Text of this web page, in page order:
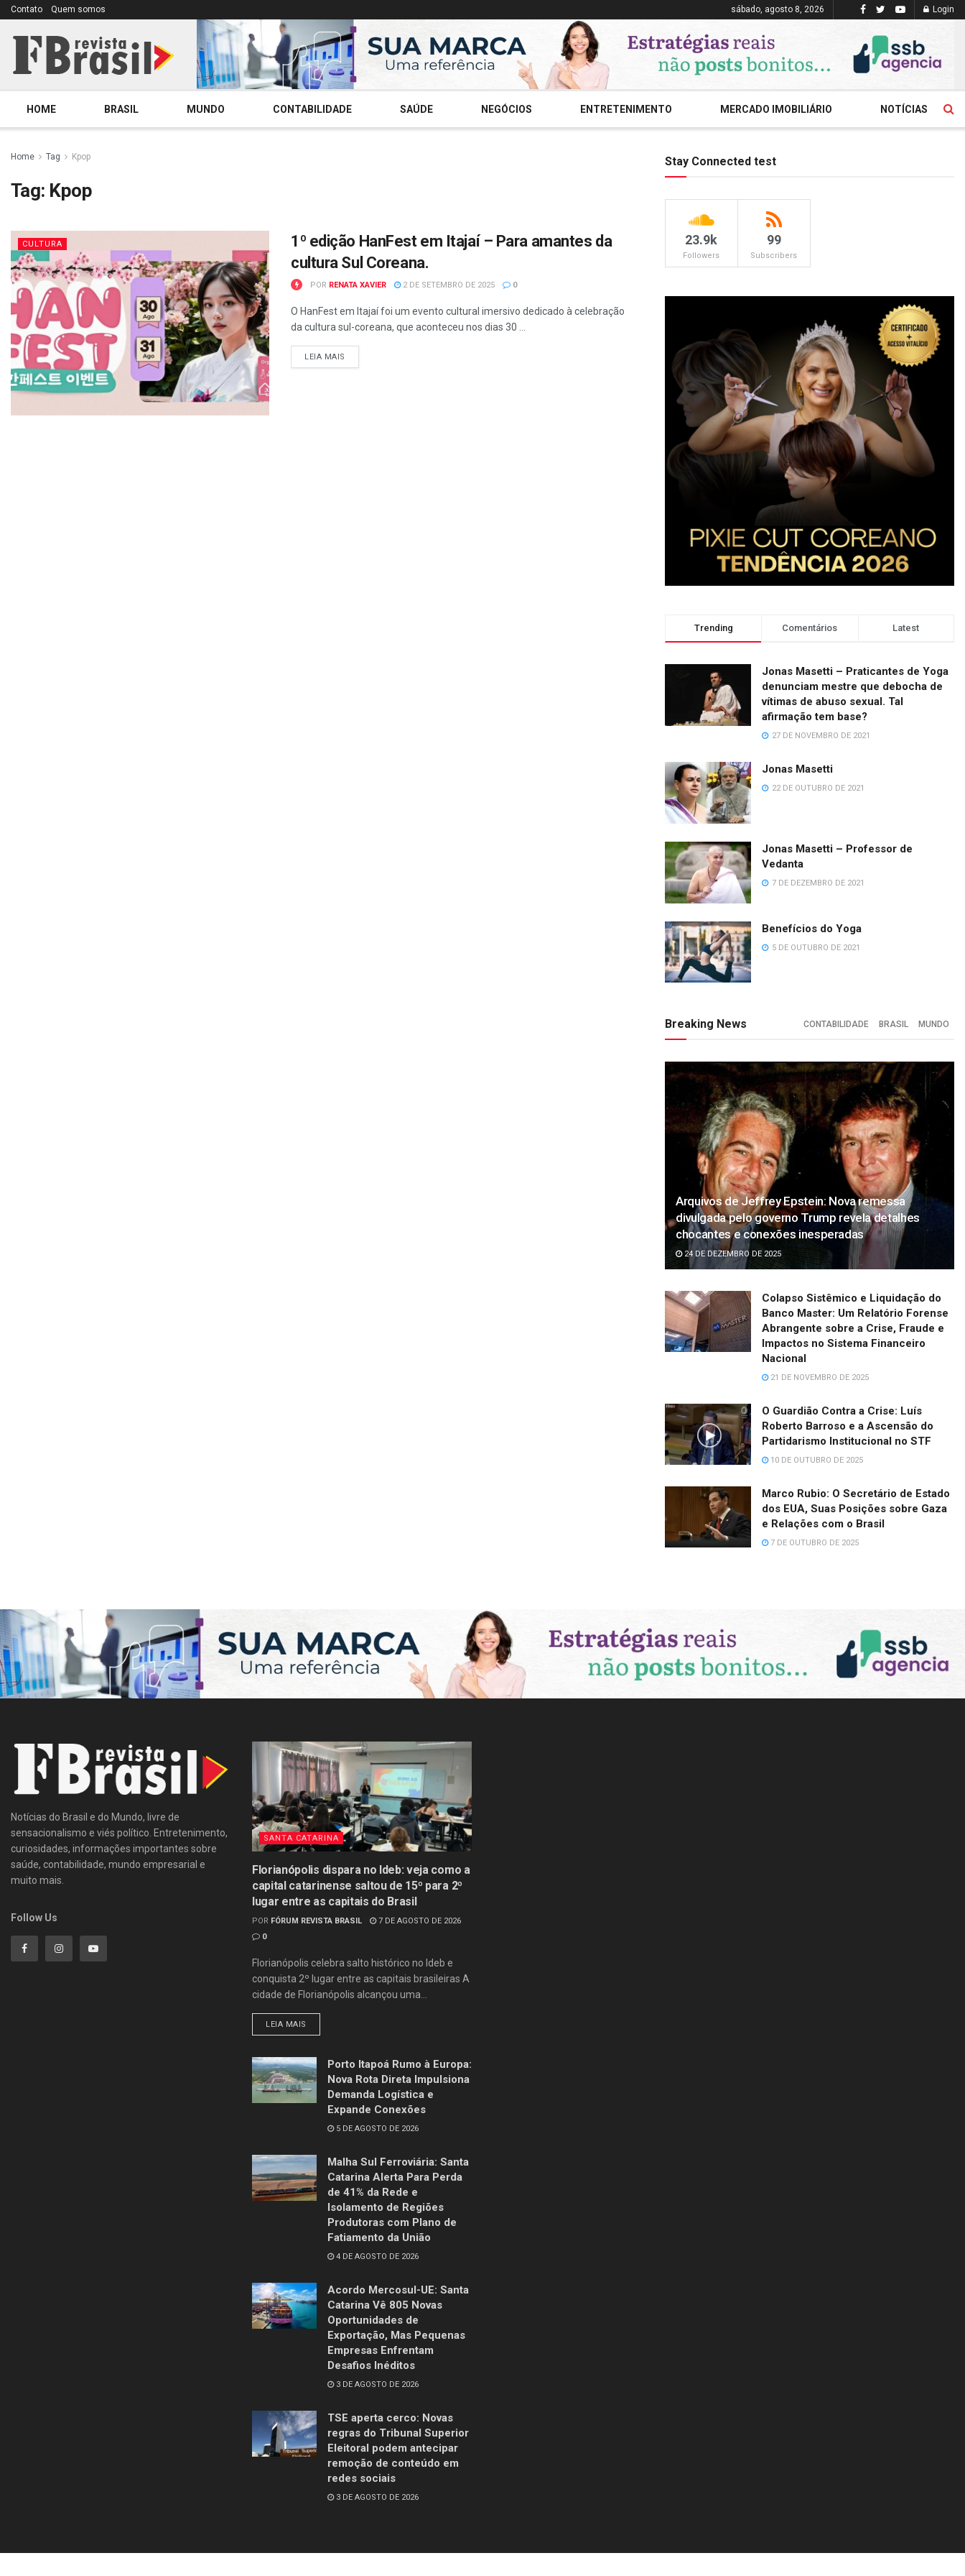
Contato Quem somos sábado, agosto 8, 2026 Login
HOME BRASIL MUNDO CONTABILIDADE SAÚDE NEGÓCIOS ENTRETENIMENTO MERCADO IMOBILIÁRIO NOTÍCIAS
Home Tag Kpop
Tag: Kpop
CULTURA
1º edição HanFest em Itajaí – Para amantes da
cultura Sul Coreana.
POR RENATA XAVIER 2 DE SETEMBRO DE 2025 0
O HanFest em Itajaí foi um evento cultural imersivo dedicado à celebração
da cultura sul-coreana, que aconteceu nos dias 30 ...
LEIA MAIS
Stay Connected test
23.9k
Followers
99
Subscribers
Trending Comentários Latest
Jonas Masetti – Praticantes de Yoga
denunciam mestre que debocha de
vítimas de abuso sexual. Tal
afirmação tem base?
27 DE NOVEMBRO DE 2021
Jonas Masetti
22 DE OUTUBRO DE 2021
Jonas Masetti – Professor de
Vedanta
7 DE DEZEMBRO DE 2021
Benefícios do Yoga
5 DE OUTUBRO DE 2021
Breaking News CONTABILIDADE BRASIL MUNDO
Arquivos de Jeffrey Epstein: Nova remessa
divulgada pelo governo Trump revela detalhes
chocantes e conexões inesperadas
24 DE DEZEMBRO DE 2025
Colapso Sistêmico e Liquidação do
Banco Master: Um Relatório Forense
Abrangente sobre a Crise, Fraude e
Impactos no Sistema Financeiro
Nacional
21 DE NOVEMBRO DE 2025
O Guardião Contra a Crise: Luís
Roberto Barroso e a Ascensão do
Partidarismo Institucional no STF
10 DE OUTUBRO DE 2025
Marco Rubio: O Secretário de Estado
dos EUA, Suas Posições sobre Gaza
e Relações com o Brasil
7 DE OUTUBRO DE 2025
Notícias do Brasil e do Mundo, livre de
sensacionalismo e viés político. Entretenimento,
curiosidades, informações importantes sobre
saúde, contabilidade, mundo empresarial e
muito mais.
Follow Us
SANTA CATARINA
Florianópolis dispara no Ideb: veja como a
capital catarinense saltou de 15º para 2º
lugar entre as capitais do Brasil
POR FÓRUM REVISTA BRASIL
7 DE AGOSTO DE 2026
0
Florianópolis celebra salto histórico no Ideb e
conquista 2º lugar entre as capitais brasileiras A
cidade de Florianópolis alcançou uma...
LEIA MAIS
Porto Itapoá Rumo à Europa:
Nova Rota Direta Impulsiona
Demanda Logística e
Expande Conexões
5 DE AGOSTO DE 2026
Malha Sul Ferroviária: Santa
Catarina Alerta Para Perda
de 41% da Rede e
Isolamento de Regiões
Produtoras com Plano de
Fatiamento da União
4 DE AGOSTO DE 2026
Acordo Mercosul-UE: Santa
Catarina Vê 805 Novas
Oportunidades de
Exportação, Mas Pequenas
Empresas Enfrentam
Desafios Inéditos
3 DE AGOSTO DE 2026
TSE aperta cerco: Novas
regras do Tribunal Superior
Eleitoral podem antecipar
remoção de conteúdo em
redes sociais
3 DE AGOSTO DE 2026